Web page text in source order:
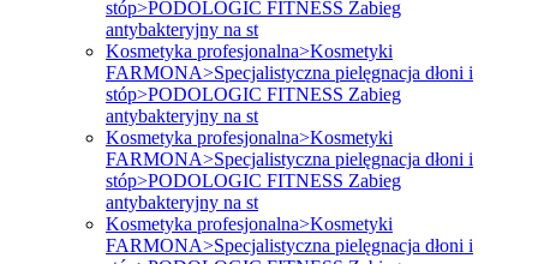
stóp>PODOLOGIC FITNESS Zabieg
antybakteryjny na st
Kosmetyka profesjonalna>Kosmetyki
FARMONA>Specjalistyczna pielęgnacja dłoni i
stóp>PODOLOGIC FITNESS Zabieg
antybakteryjny na st
Kosmetyka profesjonalna>Kosmetyki
FARMONA>Specjalistyczna pielęgnacja dłoni i
stóp>PODOLOGIC FITNESS Zabieg
antybakteryjny na st
Kosmetyka profesjonalna>Kosmetyki
FARMONA>Specjalistyczna pielęgnacja dłoni i